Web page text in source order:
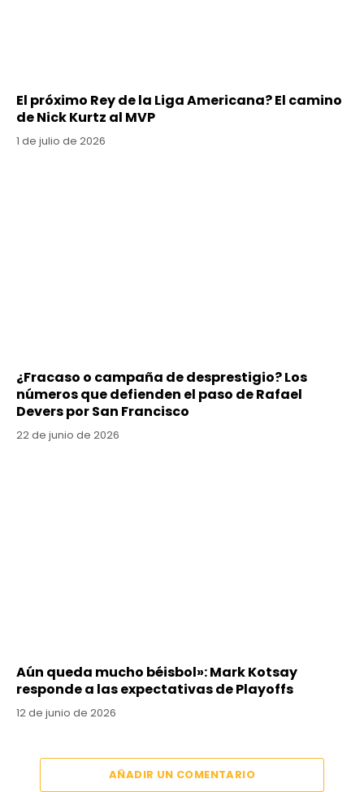
El próximo Rey de la Liga Americana? El camino
de Nick Kurtz al MVP
1 de julio de 2026
¿Fracaso o campaña de desprestigio? Los
números que defienden el paso de Rafael
Devers por San Francisco
22 de junio de 2026
Aún queda mucho béisbol»: Mark Kotsay
responde a las expectativas de Playoffs
12 de junio de 2026
AÑADIR UN COMENTARIO